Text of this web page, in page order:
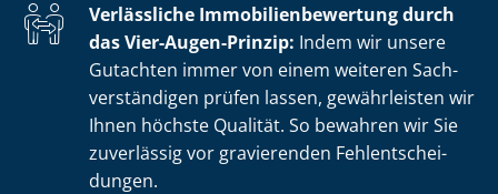
Verlässliche Im­mo­bi­li­en­be­wer­tung durch
das Vier-Augen-Prinzip: Indem wir unsere
Gutachten immer von einem weiteren Sach­
ver­stän­di­gen prüfen lassen, gewährleisten wir
Ihnen höchste Qualität. So bewahren wir Sie
zuverlässig vor gravierenden Fehl­ent­schei­
dun­gen.